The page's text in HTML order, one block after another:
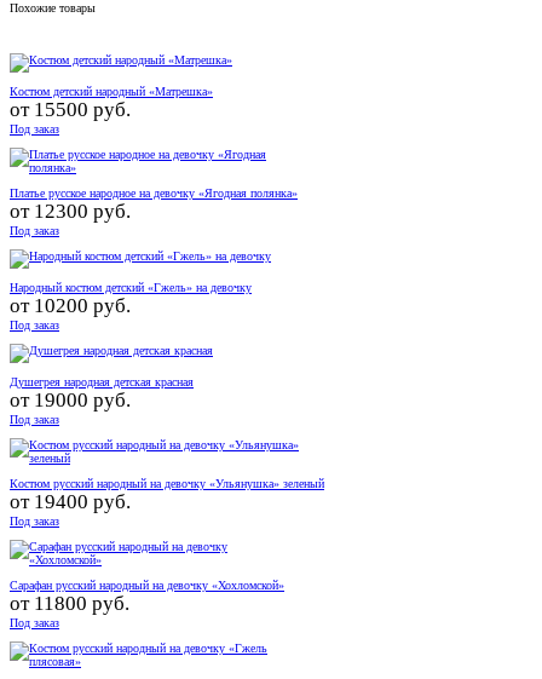
Похожие товары
Костюм детский народный «Матрешка»
от 15500 руб.
Под заказ
Платье русское народное на девочку «Ягодная полянка»
от 12300 руб.
Под заказ
Народный костюм детский «Гжель» на девочку
от 10200 руб.
Под заказ
Душегрея народная детская красная
от 19000 руб.
Под заказ
Костюм русский народный на девочку «Ульянушка» зеленый
от 19400 руб.
Под заказ
Сарафан русский народный на девочку «Хохломской»
от 11800 руб.
Под заказ